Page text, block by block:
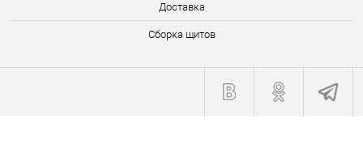
Доставка
Сборка щитов